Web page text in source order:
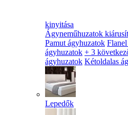
kinyitása
Ágyneműhuzatok
Pamut ágyhuzatok
ágyhuzatok + 3
ágyhuzatok Kétoldalas
Lepedők